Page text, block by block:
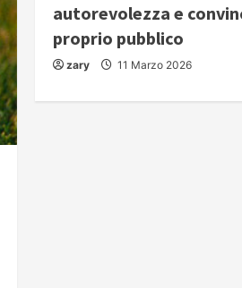
autorevolezza e
proprio pubblico
zary 11 Marzo 2026